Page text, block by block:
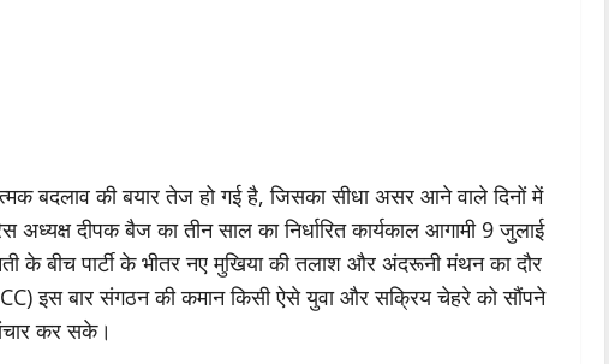
बदलाव की बयार तेज हो गई है, जिसका सीधा असर आने वाले दिनों में
दीपक बैज का तीन साल का निर्धारित कार्यकाल आगामी 9 जुलाई
के बीच पार्टी के भीतर नए मुखिया की तलाश और अंदरूनी मंथन का दौर
इस बार संगठन की कमान किसी ऐसे युवा और सक्रिय चेहरे को सौंपने
कर सके।